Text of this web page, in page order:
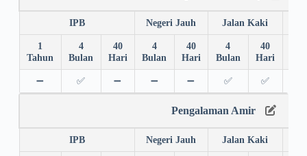
IPB Negeri Jauh Jalan Kaki
1
Tahun
4
Bulan
40
Hari
4
Bulan
40
Hari
4
Bulan
40
Hari
➖ ✅ ➖ ➖ ➖ ✅ ✅
Pengalaman Amir
IPB Negeri Jauh Jalan Kaki